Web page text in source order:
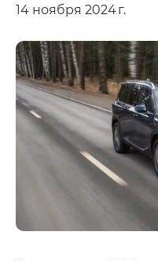
14 ноября 2024 г.